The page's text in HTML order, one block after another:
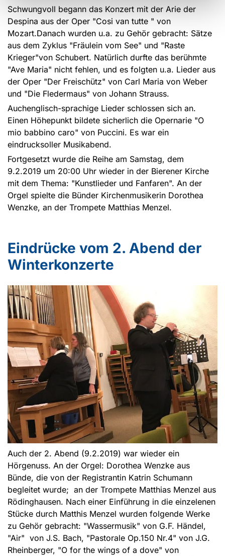
Schwungvoll begann das Konzert mit der Arie der
Despina aus der Oper "Cosi van tutte " von
Mozart.Danach wurden u.a. zu Gehör gebracht: Sätze
aus dem Zyklus "Fräulein vom See" und "Raste
Krieger"von Schubert. Natürlich durfte das berühmte
"Ave Maria" nicht fehlen, und es folgten u.a. Lieder aus
der Oper "Der Freischütz" von Carl Maria von Weber
und "Die Fledermaus" von Johann Strauss.
Auchenglisch-sprachige Lieder schlossen sich an.
Einen Höhepunkt bildete sicherlich die Opernarie "O
mio babbino caro" von Puccini. Es war ein
eindrucksoller Musikabend.
Fortgesetzt wurde die Reihe am Samstag, dem
9.2.2019 um 20:00 Uhr wieder in der Bierener Kirche
mit dem Thema: "Kunstlieder und Fanfaren". An der
Orgel spielte die Bünder Kirchenmusikerin Dorothea
Wenzke, an der Trompete Matthias Menzel.
Eindrücke vom 2. Abend der
Winterkonzerte
Auch der 2. Abend (9.2.2019) war wieder ein
Hörgenuss. An der Orgel: Dorothea Wenzke aus
Bünde, die von der Registrantin Katrin Schumann
begleitet wurde; an der Trompete Matthias Menzel aus
Rödinghausen. Nach einer Einführung in die einzelenen
Stücke durch Matthis Menzel wurden folgende Werke
zu Gehör gebracht: "Wassermusik" von G.F. Händel,
"Air" von J.S. Bach, "Pastorale Op.150 Nr.4" von J.G.
Rheinberger, "O for the wings of a dove" von